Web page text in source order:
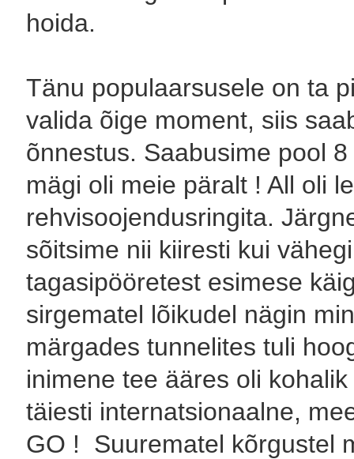
hoida.
Tänu populaarsusele on ta
valida õige moment, siis
õnnestus. Saabusime pool
mägi oli meie päralt ! All oli
rehvisoojendusringita.
sõitsime nii kiiresti kui
tagasipööretest esimese
sirgematel lõikudel nägin
märgades tunnelites tuli
inimene tee ääres oli
täiesti internatsionaalne,
GO ! Suurematel kõrgustel